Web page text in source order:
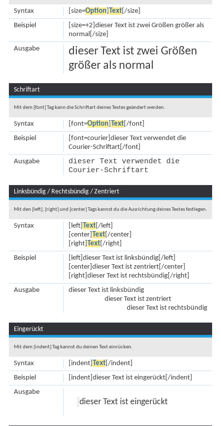
[size=Option] Text[/size]
Syntax
[size=+2]dieser Text ist zwei Größen größer als
normal[/size]
Beispiel
dieser Text ist zwei Größen
größer als normal
Ausgabe
Schriftart
Mit dem [font] Tag kann die Schriftart deines Textes geändert werden.
[font=Option] Text[/font]
Syntax
[font=courier]dieser Text verwendet die
Courier-Schriftart[/font]
Beispiel
dieser Text verwendet die
Courier-Schriftart
Ausgabe
Linksbündig / Rechtsbündig / Zentriert
Mit den [left], [right] und [center] Tags kannst du die Ausrichtung deines Textes festlegen.
[left] Text[/left]
[center] Text[/center]
[right] Text[/right]
Syntax
[left]dieser Text ist linksbündig[/left]
[center]dieser Text ist zentriert[/center]
[right]dieser Text ist rechtsbündig[/right]
Beispiel
dieser Text ist linksbündig
dieser Text ist zentriert
dieser Text ist rechtsbündig
Ausgabe
Eingerückt
Mit dem [indent] Tag kannst du deinen Text einrücken.
[indent] Text[/indent]
Syntax
[indent]dieser Text ist eingerückt[/indent]
Beispiel
dieser Text ist eingerückt
Ausgabe